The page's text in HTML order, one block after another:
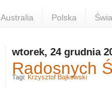
Australia Polska
wtorek, 24 grudnia
Radosnych
Tagi: Krzysztof Bajkowski